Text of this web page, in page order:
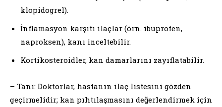
klopidogrel).
İnflamasyon karşıtı ilaçlar (örn. ibuprofen,
naproksen), kanı inceltebilir.
Kortikosteroidler, kan damarlarını zayıflatabilir.
– Tanı: Doktorlar, hastanın ilaç listesini gözden
geçirmelidir; kan pıhtılaşmasını değerlendirmek için